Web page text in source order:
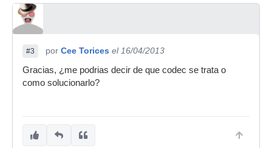
#3 por Cee Torices el 16/04/2013
Gracias, ¿me podrias decir de que codec se trata o
como solucionarlo?